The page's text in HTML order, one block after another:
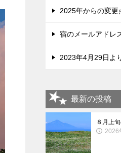
2025年からの変更
宿のメールアドレ
2023年4月29日よ
最新の投稿
８月上
2026